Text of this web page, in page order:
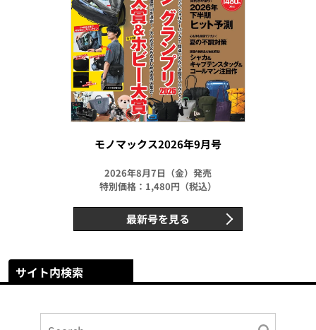
モノマックス2026年9月号
2026年8月7日（金）発売
特別価格：1,480円（税込）
最新号を見る
サイト内検索